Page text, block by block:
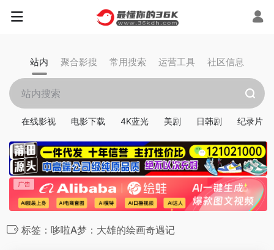
站内 聚合影搜 常用搜索 运营工具 社区信息
在线影视 电影下载 4K蓝光 美剧 日韩剧 纪录片
标签：哆啦A梦：大雄的绘画奇遇记